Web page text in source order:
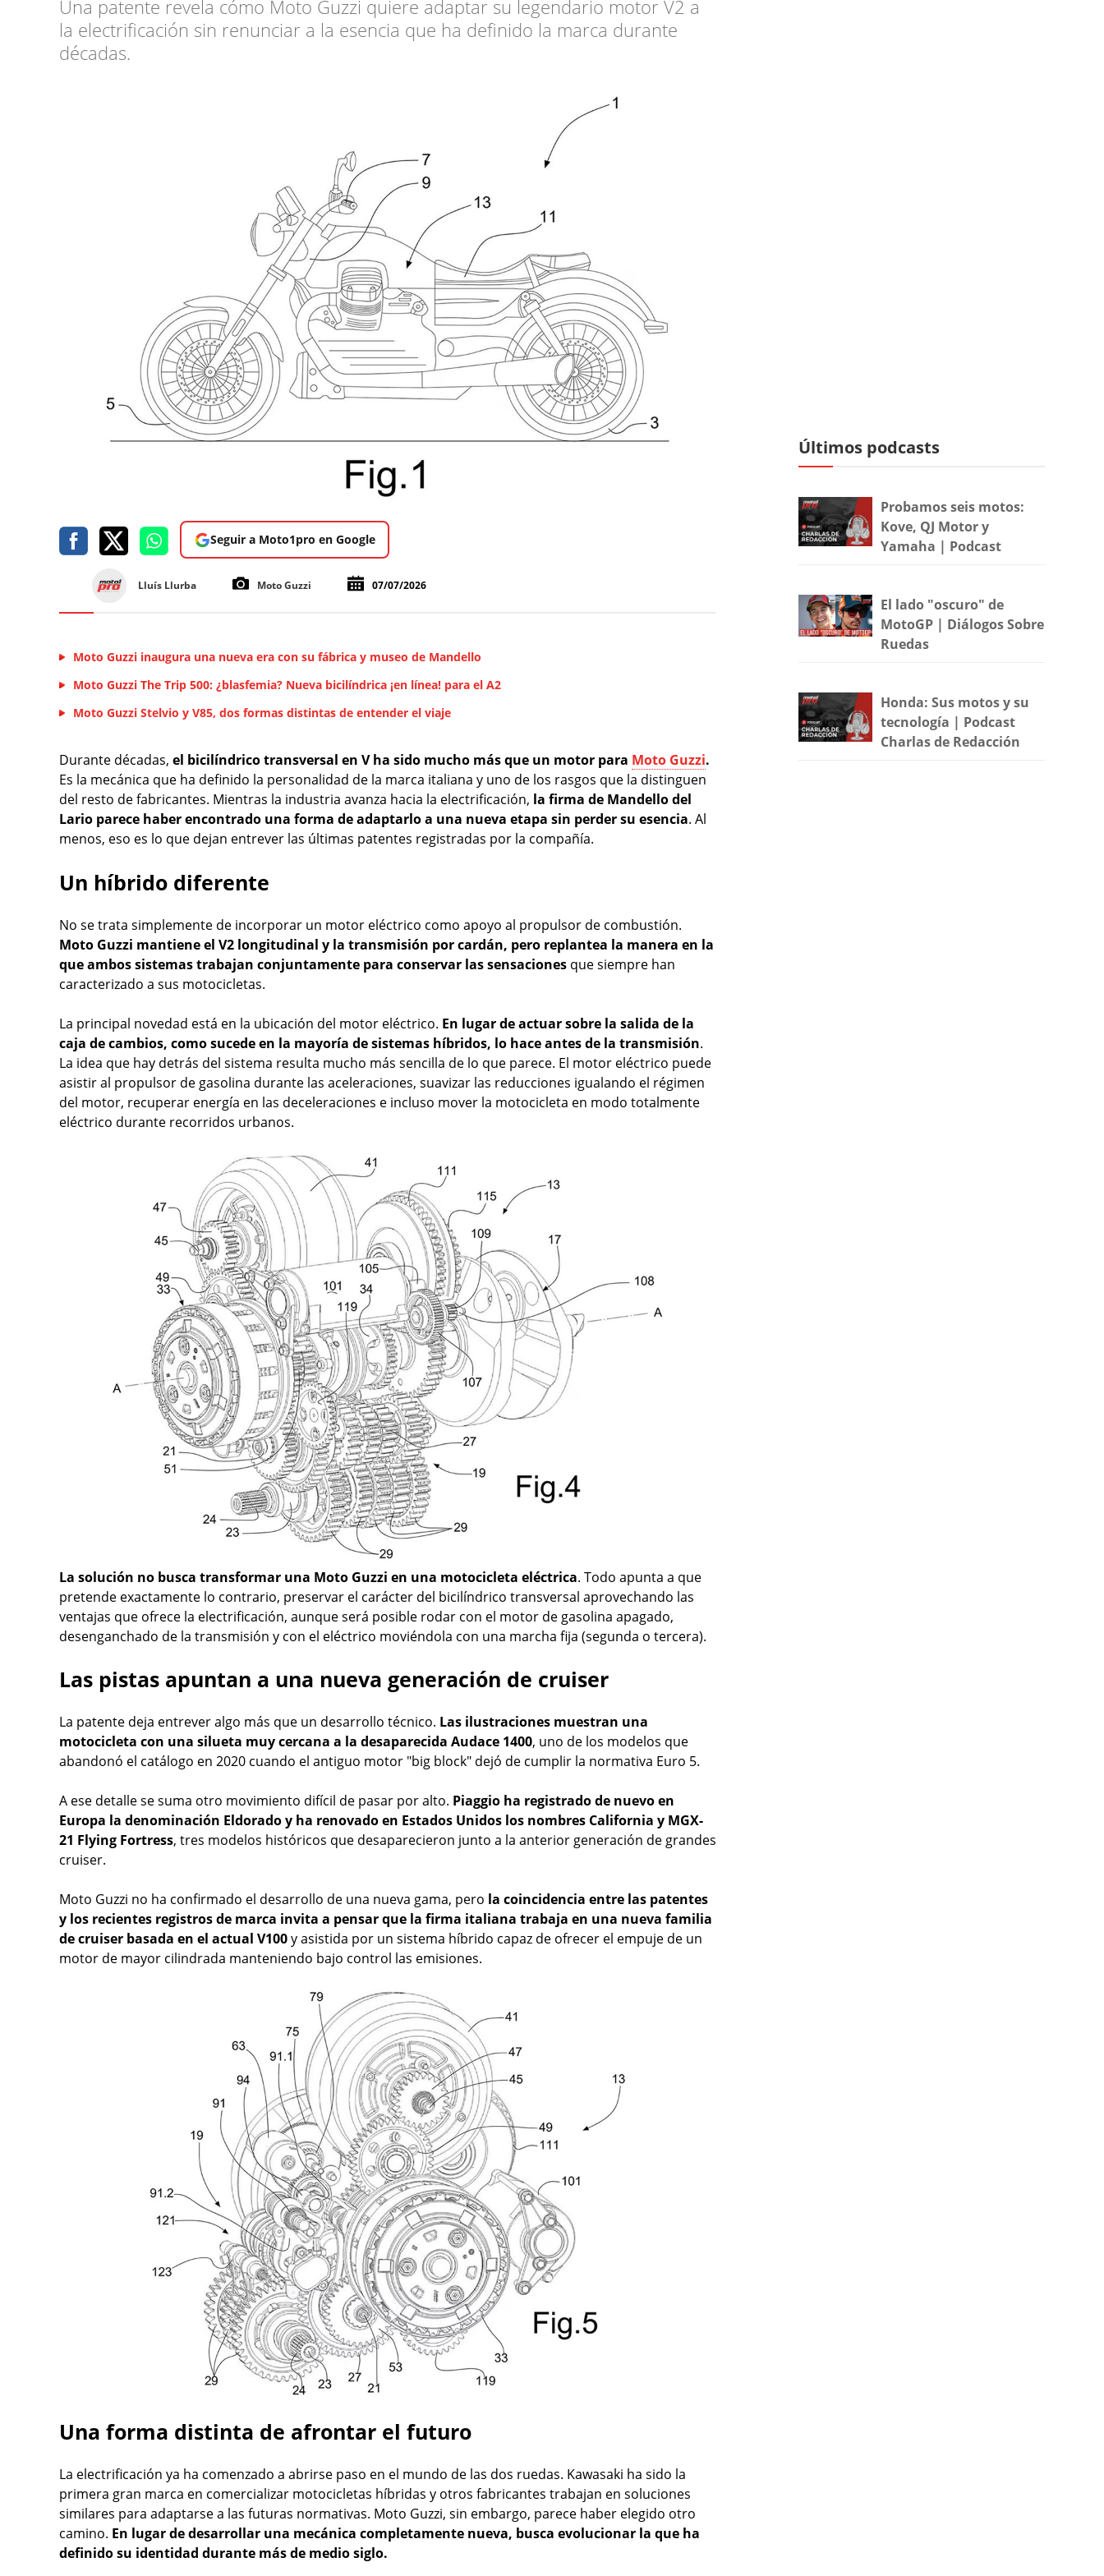
Una patente revela cómo Moto Guzzi quiere adaptar su legendario motor V2 a
la electrificación sin renunciar a la esencia que ha definido la marca durante
décadas.
Seguir a Moto1pro en Google
Lluís Llurba Moto Guzzi 07/07/2026
Moto Guzzi inaugura una nueva era con su fábrica y museo de Mandello
Moto Guzzi The Trip 500: ¿blasfemia? Nueva bicilíndrica ¡en línea! para el A2
Moto Guzzi Stelvio y V85, dos formas distintas de entender el viaje
Durante décadas, el bicilíndrico transversal en V ha sido mucho más que un motor para Moto Guzzi.
Es la mecánica que ha definido la personalidad de la marca italiana y uno de los rasgos que la distinguen
del resto de fabricantes. Mientras la industria avanza hacia la electrificación, la firma de Mandello del
Lario parece haber encontrado una forma de adaptarlo a una nueva etapa sin perder su esencia. Al
menos, eso es lo que dejan entrever las últimas patentes registradas por la compañía.
Un híbrido diferente
No se trata simplemente de incorporar un motor eléctrico como apoyo al propulsor de combustión.
Moto Guzzi mantiene el V2 longitudinal y la transmisión por cardán, pero replantea la manera en la
que ambos sistemas trabajan conjuntamente para conservar las sensaciones que siempre han
caracterizado a sus motocicletas.
La principal novedad está en la ubicación del motor eléctrico. En lugar de actuar sobre la salida de la
caja de cambios, como sucede en la mayoría de sistemas híbridos, lo hace antes de la transmisión.
La idea que hay detrás del sistema resulta mucho más sencilla de lo que parece. El motor eléctrico puede
asistir al propulsor de gasolina durante las aceleraciones, suavizar las reducciones igualando el régimen
del motor, recuperar energía en las deceleraciones e incluso mover la motocicleta en modo totalmente
eléctrico durante recorridos urbanos.
La solución no busca transformar una Moto Guzzi en una motocicleta eléctrica. Todo apunta a que
pretende exactamente lo contrario, preservar el carácter del bicilíndrico transversal aprovechando las
ventajas que ofrece la electrificación, aunque será posible rodar con el motor de gasolina apagado,
desenganchado de la transmisión y con el eléctrico moviéndola con una marcha fija (segunda o tercera).
Las pistas apuntan a una nueva generación de cruiser
La patente deja entrever algo más que un desarrollo técnico. Las ilustraciones muestran una
motocicleta con una silueta muy cercana a la desaparecida Audace 1400, uno de los modelos que
abandonó el catálogo en 2020 cuando el antiguo motor "big block" dejó de cumplir la normativa Euro 5.
A ese detalle se suma otro movimiento difícil de pasar por alto. Piaggio ha registrado de nuevo en
Europa la denominación Eldorado y ha renovado en Estados Unidos los nombres California y MGX-
21 Flying Fortress, tres modelos históricos que desaparecieron junto a la anterior generación de grandes
cruiser.
Moto Guzzi no ha confirmado el desarrollo de una nueva gama, pero la coincidencia entre las patentes
y los recientes registros de marca invita a pensar que la firma italiana trabaja en una nueva familia
de cruiser basada en el actual V100y asistida por un sistema híbrido capaz de ofrecer el empuje de un
motor de mayor cilindrada manteniendo bajo control las emisiones.
Una forma distinta de afrontar el futuro
La electrificación ya ha comenzado a abrirse paso en el mundo de las dos ruedas. Kawasaki ha sido la
primera gran marca en comercializar motocicletas híbridas y otros fabricantes trabajan en soluciones
similares para adaptarse a las futuras normativas. Moto Guzzi, sin embargo, parece haber elegido otro
camino. En lugar de desarrollar una mecánica completamente nueva, busca evolucionar la que ha
definido su identidad durante más de medio siglo.
Últimos podcasts
Probamos seis motos:
Kove, QJ Motor y
Yamaha | Podcast
El lado "oscuro" de
MotoGP | Diálogos Sobre
Ruedas
Honda: Sus motos y su
tecnología | Podcast
Charlas de Redacción